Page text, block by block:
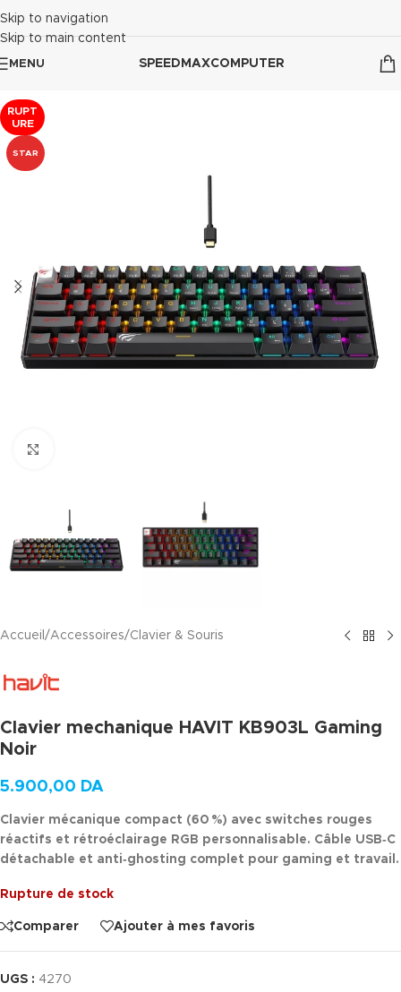
Skip to navigation
Skip to main content
MENU SPEEDMAXCOMPUTER
RUPT
URE
STAR
Accueil /Accessoires/Clavier & Souris
Clavier mechanique HAVIT KB903L Gaming
Noir
5.900,00 DA
Clavier mécanique compact (60 %) avec switches rouges
réactifs et rétroéclairage RGB personnalisable. Câble USB‑C
détachable et anti‑ghosting complet pour gaming et travail.
Rupture de stock
Comparer Ajouter à mes favoris
UGS : 4270